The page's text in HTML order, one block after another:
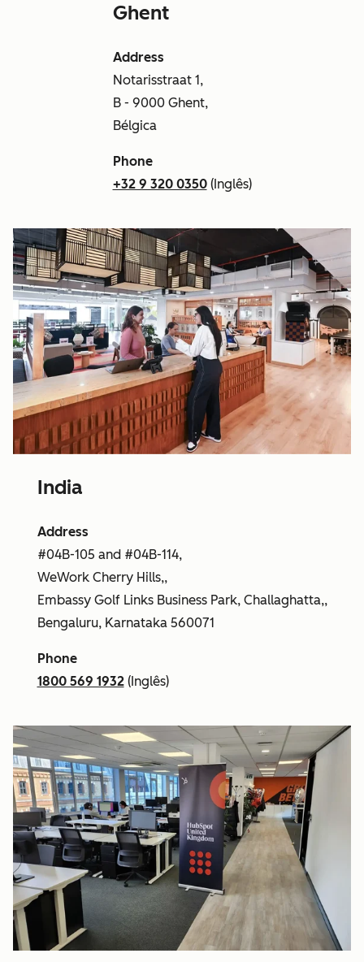
Ghent
Address
Notarisstraat 1,
B - 9000 Ghent,
Bélgica
Phone
+32 9 320 0350(Inglês)
India
Address
#04B-105 and #04B-114,
WeWork Cherry Hills,,
Embassy Golf Links Business Park, Challaghatta,,
Bengaluru, Karnataka 560071
Phone
1800 569 1932(Inglês)